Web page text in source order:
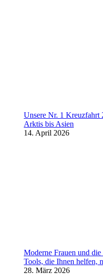
Unsere Nr. 1 Kreuzfahrt
Arktis bis Asien
14. April 2026
Moderne Frauen und
Tools, die Ihnen helfen,
28. März 2026